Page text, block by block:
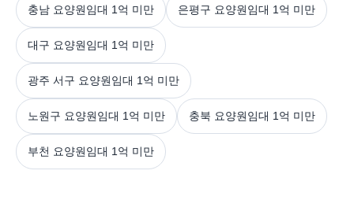
충남 요양원임대 1억 미만 은평구 요양원임대 1억 미만
대구 요양원임대 1억 미만
광주 서구 요양원임대 1억 미만
노원구 요양원임대 1억 미만 충북 요양원임대 1억 미만
부천 요양원임대 1억 미만